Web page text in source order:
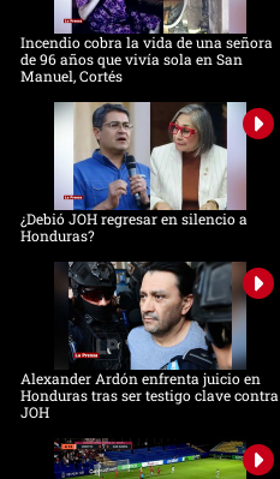
Incendio cobra la vida de una señora
de 96 años que vivía sola en San
Manuel, Cortés
¿Debió JOH regresar en silencio a
Honduras?
Alexander Ardón enfrenta juicio en
Honduras tras ser testigo clave contra
JOH